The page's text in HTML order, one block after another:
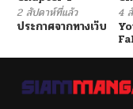
2 สัปดาห์ที่แล้ว
ประกาศจากทางเว็บ
4